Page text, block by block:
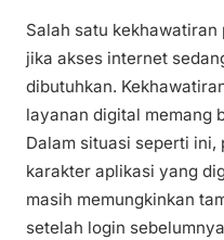
Salah satu
jika akses internet
dibutuhkan.
layanan digital memang
Dalam situasi seperti ini,
karakter aplikasi yang
masih memungkinkan
setelah login